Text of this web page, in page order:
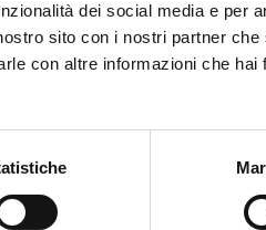
dei social media e per
sito con i nostri partner che
con altre informazioni che hai